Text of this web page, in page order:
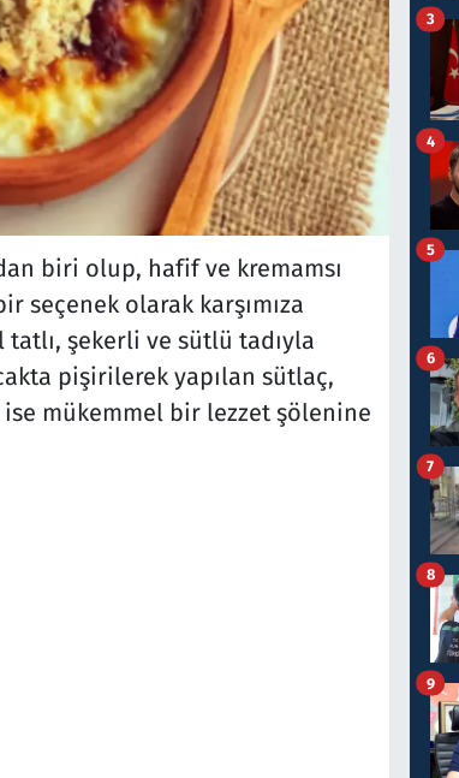
biri olup, hafif ve kremamsı
seçenek olarak karşımıza
tatlı, şekerli ve sütlü tadıyla
pişirilerek yapılan sütlaç,
ise mükemmel bir lezzet şölenine
3
4
5
6
7
8
9